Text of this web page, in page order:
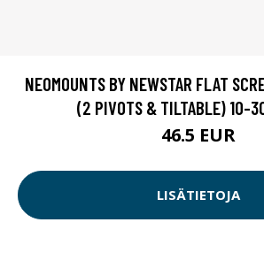
NEOMOUNTS BY NEWSTAR FLAT
(2 PIVOTS & TILTABLE) 10-
46.5 EUR
LISÄTIETOJA